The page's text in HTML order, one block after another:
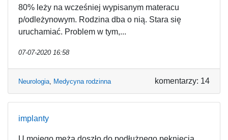
80% leży na wcześniej wypisanym materacu
p/odleżynowym. Rodzina dba o nią. Stara się
uruchamiać. Problem w tym,...
07-07-2020 16:58
Neurologia, Medycyna rodzinna komentarzy: 14
implanty